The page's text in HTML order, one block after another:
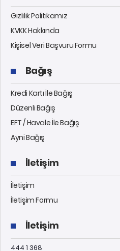
Gizlilik Politikamız
KVKK Hakkında
Kişisel Veri Başvuru Formu
Bağış
Kredi Kartı İle Bağış
Düzenli Bağış
EFT / Havale İle Bağış
Ayni Bağış
İletişim
İletişim
İletişim Formu
İletişim
444 1 368